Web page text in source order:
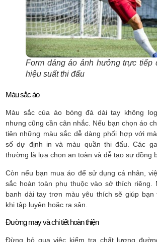
Form dáng áo ảnh hưởng trực tiếp
hiệu suất thi đấu
Màu sắc áo
Màu sắc của áo bóng đá dài tay không
nhưng cũng cần cân nhắc. Nếu bạn chọn áo
tiên những màu sắc dễ dàng phối hợp với
số dự định in và màu quần thi đấu. Các
thường là lựa chọn an toàn và dễ tạo sự đồng
Còn nếu bạn mua áo để sử dụng cá nhân,
sắc hoàn toàn phụ thuộc vào sở thích riêng.
banh dài tay trơn màu yêu thích sẽ giúp bạn
khi tập luyện hoặc ra sân.
Đường may và chi tiết hoàn thiện
Đừng bỏ qua việc kiểm tra chất lượng